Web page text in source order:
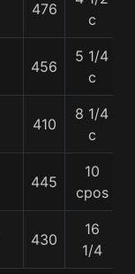
476
c
456
5 1/4
c
410
8 1/4
c
445
10
cpos
430
16
1/4